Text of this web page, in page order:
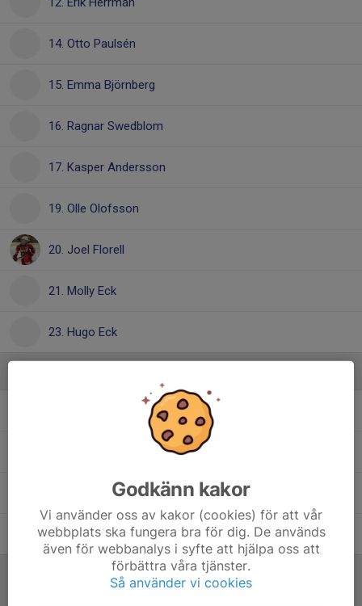
14. Otto Paulsén
15. Emma Björnberg
16. Ragnar Swedblom
17. Kasper Andersson
19. Olle Olofsson
20. Joel Florell
21. Molly Eck
23. Hugo Eck
Assisterande tränare
Assisterande tränare
Tränare
Ninnie Eck Hjälptränare
Godkänn kakor
Vi använder oss av kakor (cookies) för att vår
webbplats ska fungera bra för dig. De används
även för webbanalys i syfte att hjälpa oss att
förbättra våra tjänster.
Så använder vi cookies